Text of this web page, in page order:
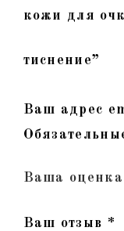
кожи для
тиснение”
Ваш адрес
Ваша оценка
Ваш отзыв *